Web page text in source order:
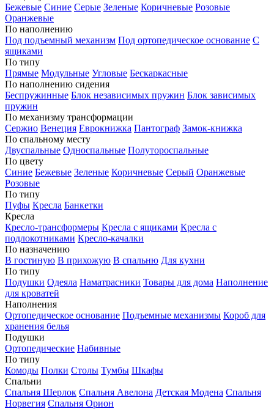
Бежевые Синие Серые Зеленые Коричневые Розовые
Оранжевые
По наполнению
Под подъемный механизм Под ортопедическое основание С
ящиками
По типу
Прямые Модульные Угловые Бескаркасные
По наполнению сидения
Беспружинные Блок независимых пружин Блок зависимых
пружин
По механизму трансформации
Сержио Венеция Еврокнижка Пантограф Замок-книжка
По спальному месту
Двуспальные Односпальные Полутороспальные
По цвету
Синие Бежевые Зеленые Коричневые Серый Оранжевые
Розовые
По типу
Пуфы Кресла Банкетки
Кресла
Кресло-трансформеры Кресла с ящиками Кресла с
подлокотниками Кресло-качалки
По назначению
В гостиную В прихожую В спальню Для кухни
По типу
Подушки Одеяла Наматрасники Товары для дома Наполнение
для кроватей
Наполнения
Ортопедическое основание Подъемные механизмы Короб для
хранения белья
Подушки
Ортопедические Набивные
По типу
Комоды Полки Столы Тумбы Шкафы
Спальни
Спальня Шерлок Спальня Авелона Детская Модена Спальня
Норвегия Спальня Орион